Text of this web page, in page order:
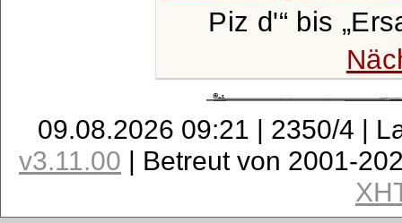
Piz d'
bis
09.08.2026 09:21 | 2350/4 |
v3.11.00 | Betreut von 2001-